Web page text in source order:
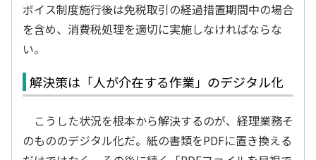
ボイス制度施行後は免税取引の経過措置期間中の場合
を含め、消費税処理を適切に実施しなければならな
い。
解決策は「人が介在する作業」のデジタル化
こうした状況を根本から解決するのが、経理業務そ
のもののデジタル化だ。紙の書類をPDFに置き換える